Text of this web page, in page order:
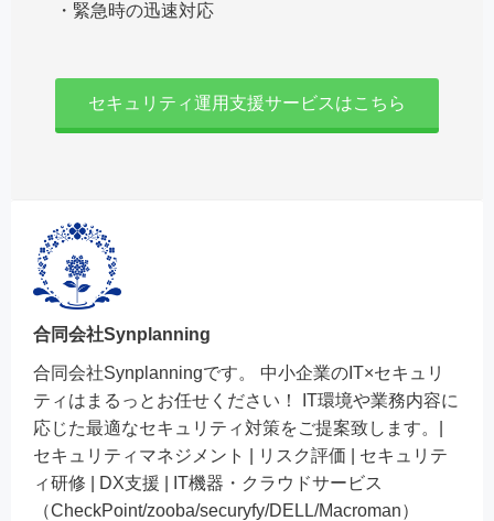
・緊急時の迅速対応
セキュリティ運用支援サービスはこちら
合同会社Synplanning
合同会社Synplanningです。 中小企業のIT×セキュリ
ティはまるっとお任せください！ IT環境や業務内容に
応じた最適なセキュリティ対策をご提案致します。|
セキュリティマネジメント | リスク評価 | セキュリテ
ィ研修 | DX支援 | IT機器・クラウドサービス
（CheckPoint/zooba/securyfy/DELL/Macroman）